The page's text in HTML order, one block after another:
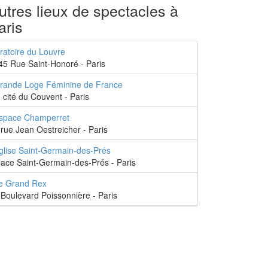
lieux de spectacles à
du Louvre
Rue Saint-Honoré - Paris
Loge Féminine de France
cité du Couvent - Paris
Champerret
Jean Oestreicher - Paris
Saint-Germain-des-Prés
Saint-Germain-des-Prés - Paris
Grand Rex
Poissonnière - Paris